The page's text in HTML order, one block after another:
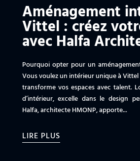
Aménagement
Vittel : créez
avec Halfa
Pourquoi opter pour un
Vous voulez un intérieur unique à
transforme vos espaces avec talent.
d’intérieur, excelle dans le design
Halfa, architecte HMONP, apporte...
LIRE PLUS